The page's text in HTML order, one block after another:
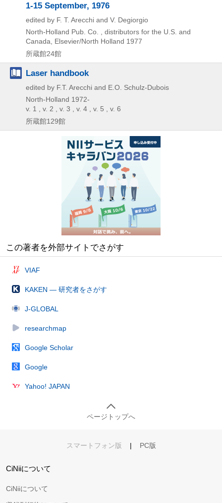
1-15 September, 1976
edited by F. T. Arecchi and V. Degiorgio
North-Holland Pub. Co. , distributors for the U.S. and
Canada, Elsevier/North Holland 1977
所蔵館24館
Laser handbook
edited by F.T. Arecchi and E.O. Schulz-Dubois
North-Holland 1972-
v. 1 , v. 2 , v. 3 , v. 4 , v. 5 , v. 6
所蔵館129館
この著者を外部サイトでさがす
VIAF
KAKEN — 研究者をさがす
J-GLOBAL
researchmap
Google Scholar
Google
Yahoo! JAPAN
ページトップへ
スマートフォン版 | PC版
CiNiiについて
CiNiiについて